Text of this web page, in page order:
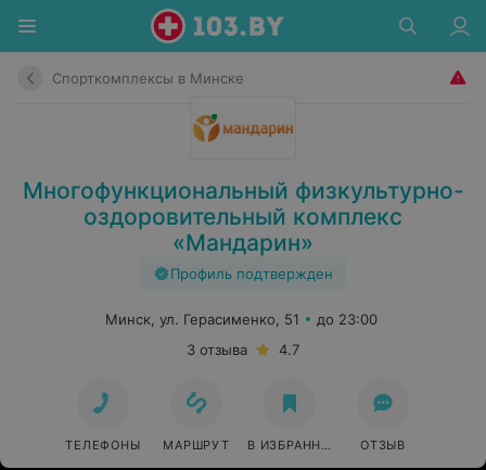
Спорткомплексы в Минске
Многофункциональный физкультурно-
оздоровительный комплекс
«Мандарин»
Профиль подтвержден
Минск, ул. Герасименко, 51
до 23:00
3 отзыва
4.7
ТЕЛЕФОНЫ МАРШРУТ В ИЗБРАННОЕ ОТЗЫВ